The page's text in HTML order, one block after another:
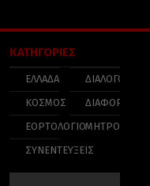
ΚΑΤΗΓΟΡΙΕΣ
ΕΛΛΑΔΑ
ΚΟΣΜΟΣ
ΕΟΡΤΟΛΟΓΙΟ
ΣΥΝΕΝΤΕΥΞΕΙΣ
ΔΙΑΛΟΓΟΣ
ΔΙΑΦΟΡΑ
ΜΗΤΡΟΠΟΛΕΙΣ